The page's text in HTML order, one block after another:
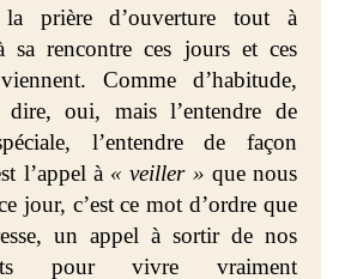
prière d’ouverture tout à
sa rencontre ces jours et ces
Comme d’habitude,
oui, mais l’entendre de
l’entendre de façon
l’appel à « veiller » que nous
jour, c’est ce mot d’ordre que
un appel à sortir de nos
pour vivre vraiment